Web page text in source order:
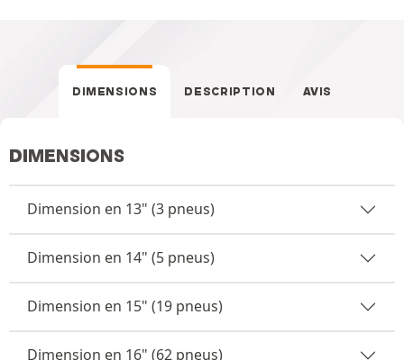
DIMENSIONS DESCRIPTION AVIS
DIMENSIONS
Dimension en 13" (3 pneus)
Dimension en 14" (5 pneus)
Dimension en 15" (19 pneus)
Dimension en 16" (62 pneus)